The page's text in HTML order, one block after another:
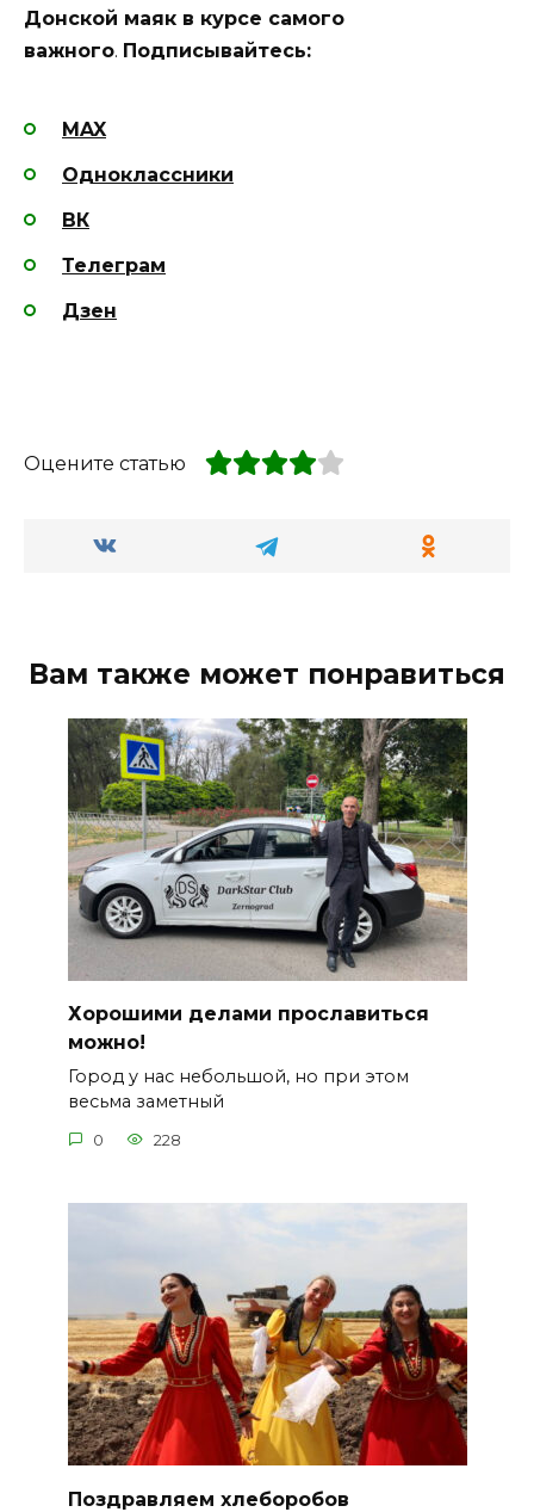
Донской маяк в курсе самого
важного. Подписывайтесь:
MAX
Одноклассники
ВК
Телеграм
Дзен
Оцените статью
Вам также может понравиться
Хорошими делами прославиться
можно!
Город у нас небольшой, но при этом
весьма заметный
0 228
Поздравляем хлеборобов